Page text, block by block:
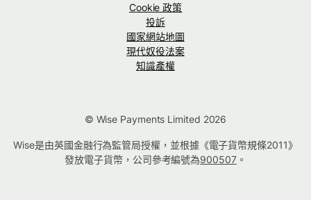
Cookie 政策
投訴
國家網站地圖
現代奴役法案
知識產權
© Wise Payments Limited 2026
Wise是由英國金融行為監管局授權，並根據《電子貨幣規條2011》
發放電子貨幣，公司參考編號為900507。